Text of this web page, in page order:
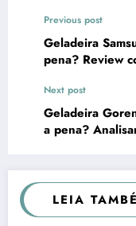
Previous post
Geladeira
pena? Review
Next post
Geladeira
a pena?
LEIA